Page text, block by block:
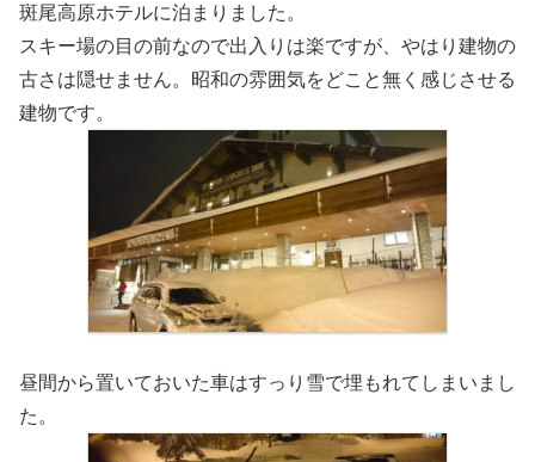
斑尾高原ホテルに泊まりました。
スキー場の目の前なので出入りは楽ですが、やはり建物の
古さは隠せません。昭和の雰囲気をどこと無く感じさせる
建物です。
昼間から置いておいた車はすっり雪で埋もれてしまいまし
た。